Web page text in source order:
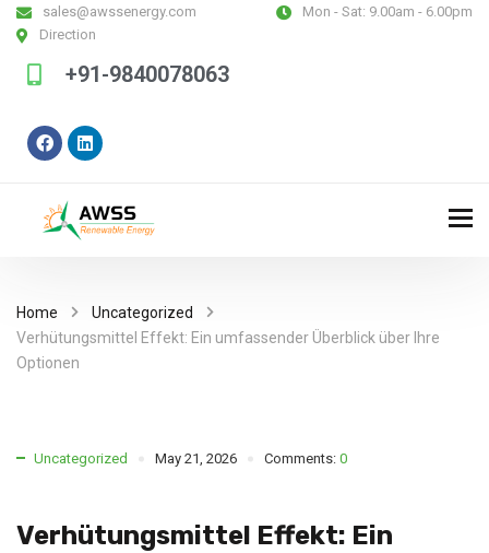
sales@awssenergy.com Mon - Sat: 9.00am - 6.00pm
Direction
+91-9840078063
Home
Uncategorized
Verhütungsmittel Effekt: Ein umfassender Überblick über Ihre
Optionen
Uncategorized May 21, 2026 Comments: 0
Verhütungsmittel Effekt: Ein